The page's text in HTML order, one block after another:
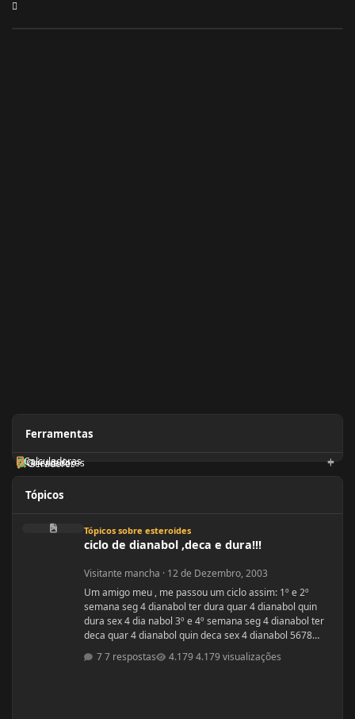
Ferramentas
Geradores
Orientadores
Calculadoras
Tópicos
ciclo de dianabol ,deca e dura!!!
Tópicos sobre esteroides
ciclo de dianabol ,deca e dura!!!
Visitante mancha · 12 de Dezembro, 2003
Um amigo meu , me passou um ciclo assim: 1º e 2º
semana seg 4 dianabol ter dura quar 4 dianabol quin
dura sex 4 dia nabol 3º e 4º semana seg 4 dianabol ter
deca quar 4 dianabol quin deca sex 4 dianabol 5678
seman vou partir para definição com outros anabolicos.
PERGUNTAS : 1 - GOSTARIA DE SABER A OPNIÃO DE
7 respostas 4.179 visualizações